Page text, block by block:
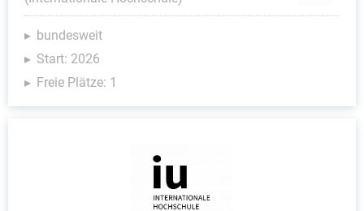
bundesweit
Start: 2026
Freie Plätze: 1